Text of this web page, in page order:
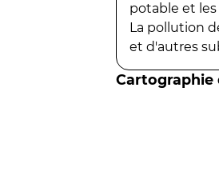
potable et
La pollution
et d'autres
Cartographie